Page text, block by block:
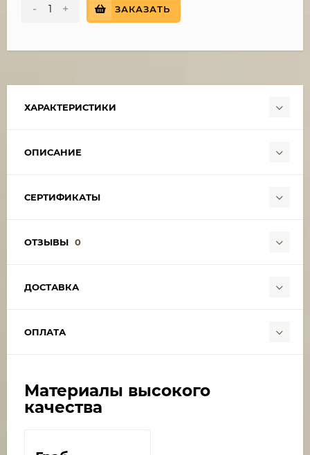
- + ЗАКАЗАТЬ
ХАРАКТЕРИСТИКИ
ОПИСАНИЕ
СЕРТИФИКАТЫ
ОТЗЫВЫ 0
ДОСТАВКА
ОПЛАТА
Материалы высокого
качества